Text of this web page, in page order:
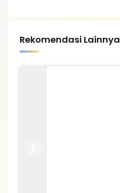
Rekomendasi Lainnya